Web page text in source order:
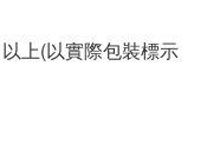
上(以實際包裝標示